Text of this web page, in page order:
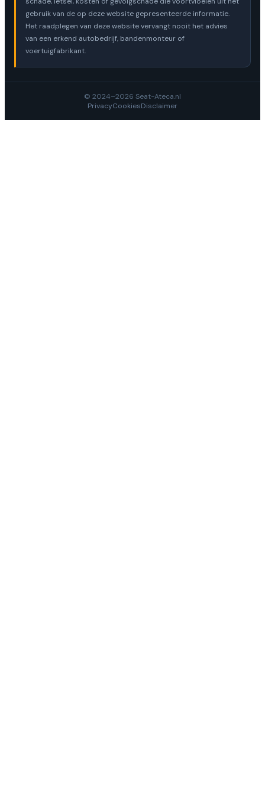
gebruik van de op deze website gepresenteerde informatie.
Het raadplegen van deze website vervangt nooit het advies
van een erkend autobedrijf, bandenmonteur of
voertuigfabrikant.
© 2024–2026 Seat-Ateca.nl
PrivacyCookiesDisclaimer